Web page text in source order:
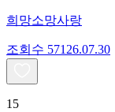
희망소망사랑
조회수 571 26.07.30
15